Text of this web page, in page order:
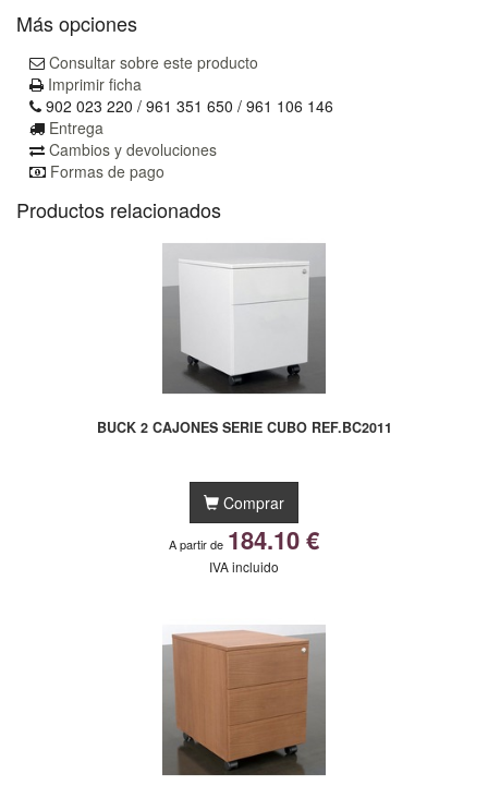
Más opciones
Consultar sobre este producto
Imprimir ficha
902 023 220 / 961 351 650 / 961 106 146
Entrega
Cambios y devoluciones
Formas de pago
Productos relacionados
BUCK 2 CAJONES SERIE CUBO REF.BC2011
Comprar
A partir de 184.10 €
IVA incluido